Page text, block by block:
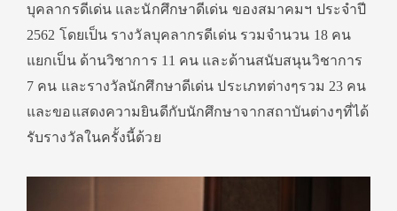
บุคลากรดีเด่น และนักศึกษาดีเด่น ของสมาคมฯ ประจำปี
2562 โดยเป็น รางวัลบุคลากรดีเด่น รวมจำนวน 18 คน
แยกเป็น ด้านวิชาการ 11 คน และด้านสนับสนุนวิชาการ
7 คน และรางวัลนักศึกษาดีเด่น ประเภทต่างๆรวม 23 คน
และขอแสดงความยินดีกับนักศึกษาจากสถาบันต่างๆที่ได้
รับรางวัลในครั้งนี้ด้วย